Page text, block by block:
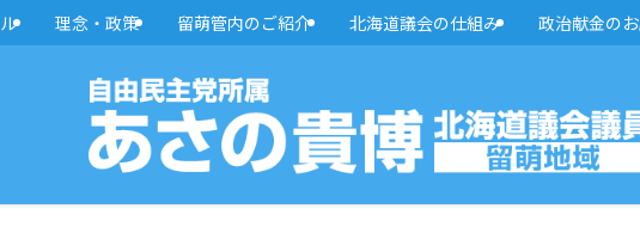
理念・政策 留萌管内のご紹介 北海道議会の仕組み 政治献金の